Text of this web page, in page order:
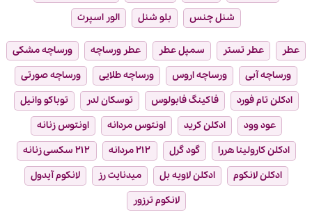
شنل چنس
بلو شنل الور اسپرت
عطر عطر تستر سمپل عطر عطر ورساچه
ورساچه مشکی
ورساچه آبی
ورساچه اروس ورساچه طلایی
ورساچه صورتی
ادکلن تام فورد
فاکینگ فابولوس توسکان لدر
توباکو وانیل
عود وود
ادکلن کرید اونتوس مردانه
اونتوس زنانه
ادکلن کارولینا هررا
گود گرل ۲۱۲ مردانه
۲۱۲ سکسی زنانه
ادکلن لانکوم
ادکلن لاویه بل میدنایت رز
لانکوم آیدول
لانکوم ترزور